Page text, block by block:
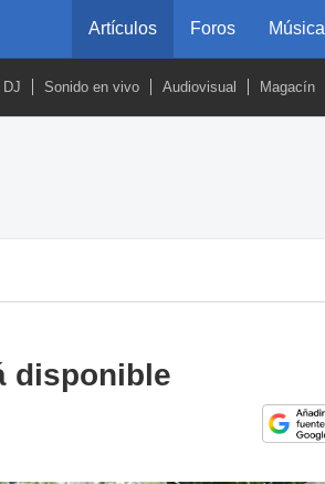
Artículos Foros Música
DJ Sonido en vivo Audiovisual Magacín
disponible